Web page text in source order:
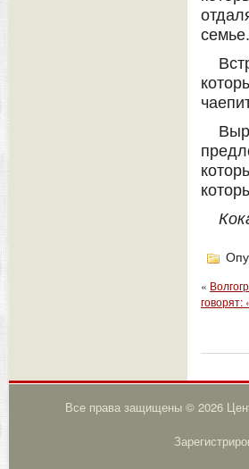
семье.
«
говорят:
Все права защищены © 2026